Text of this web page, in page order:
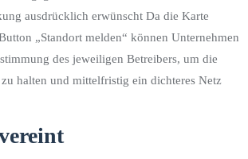
ausdrücklich erwünscht Da die Karte
„Standort melden“ können Unternehmen
des jeweiligen Betreibers, um die
halten und mittelfristig ein dichteres Netz